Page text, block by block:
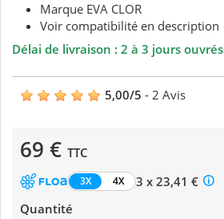
Marque EVA CLOR
Voir compatibilité en description
Délai de livraison : 2 à 3 jours ouvrés
5,00/5 - 2 Avis
69 € TTC
3X 4X
3 x 23,41 €
Quantité